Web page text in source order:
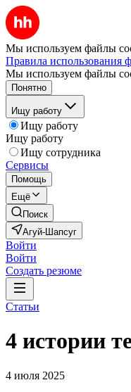
Мы используем файлы
Правила использования
Мы используем файлы
Понятно
Ищу работу
Ищу работу
Ищу работу
Ищу сотрудника
Сервисы
Помощь
Ещё
Поиск
Агуй-Шапсуг
Войти
Войти
Создать резюме
Статьи
4 истории
4 июля 2025